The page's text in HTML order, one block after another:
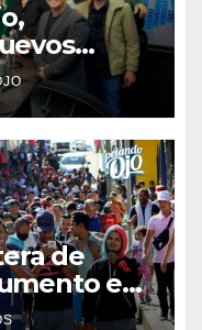
el Ojo
de
en